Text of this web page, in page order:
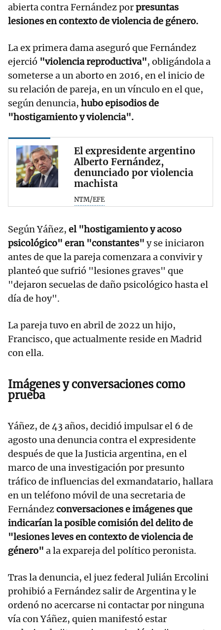
abierta contra Fernández porpresuntas
lesiones en contexto de violencia de género.
La ex primera dama aseguró que Fernández
ejerció "violencia reproductiva", obligándola a
someterse a un aborto en 2016, en el inicio de
su relación de pareja, en un vínculo en el que,
según denuncia, hubo episodios de
"hostigamiento y violencia".
El expresidente argentino
Alberto Fernández,
denunciado por violencia
machista
NTM/EFE
Según Yáñez, el "hostigamiento y acoso
psicológico" eran "constantes" y se iniciaron
antes de que la pareja comenzara a convivir y
planteó que sufrió "lesiones graves" que
"dejaron secuelas de daño psicológico hasta el
día de hoy".
La pareja tuvo en abril de 2022 un hijo,
Francisco, que actualmente reside en Madrid
con ella.
Imágenes y conversaciones como
prueba
Yáñez, de 43 años, decidió impulsar el 6 de
agosto una denuncia contra el expresidente
después de que la Justicia argentina, en el
marco de una investigación por presunto
tráfico de influencias del exmandatario, hallara
en un teléfono móvil de una secretaria de
Fernándezconversaciones e imágenes que
indicarían la posible comisión del delito de
"lesiones leves en contexto de violencia de
género" a la expareja del político peronista.
Tras la denuncia, el juez federal Julián Ercolini
prohibió a Fernández salir de Argentina y le
ordenó no acercarse ni contactar por ninguna
vía con Yáñez, quien manifestó estar